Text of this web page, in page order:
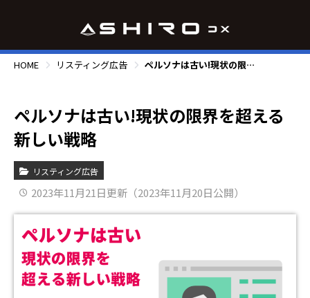
HOME リスティング広告 ペルソナは古い!現状の限界を超える新しい戦略
ペルソナは古い!現状の限界を超える
新しい戦略
リスティング広告
2023年11月21日更新（2023年11月20日公開）